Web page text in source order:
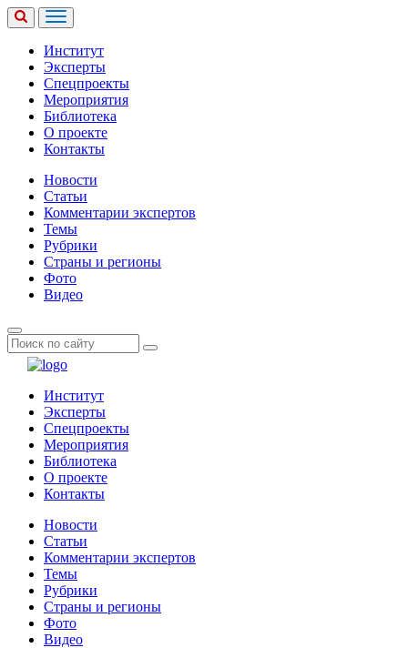
Институт
Эксперты
Спецпроекты
Мероприятия
Библиотека
О проекте
Контакты
Новости
Статьи
Комментарии экспертов
Темы
Рубрики
Страны и регионы
Фото
Видео
Институт
Эксперты
Спецпроекты
Мероприятия
Библиотека
О проекте
Контакты
Новости
Статьи
Комментарии экспертов
Темы
Рубрики
Страны и регионы
Фото
Видео